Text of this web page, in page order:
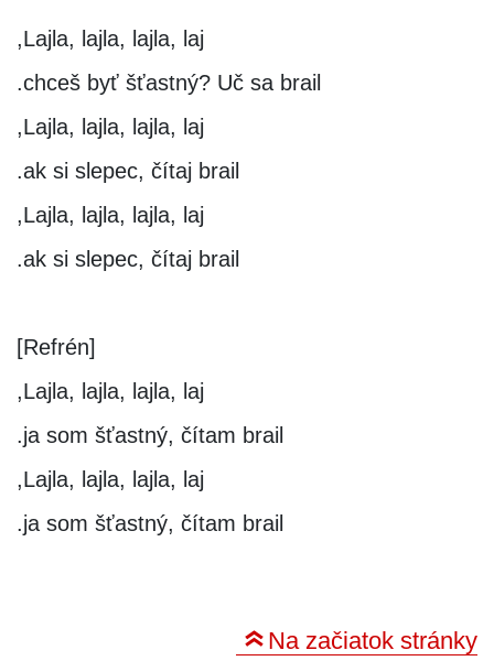
Lajla, lajla, lajla, laj,
chceš byť šťastný? Uč sa brail.
Lajla, lajla, lajla, laj,
ak si slepec, čítaj brail.
Lajla, lajla, lajla, laj,
ak si slepec, čítaj brail.
[Refrén]
Lajla, lajla, lajla, laj,
ja som šťastný, čítam brail.
Lajla, lajla, lajla, laj,
ja som šťastný, čítam brail.
Na začiatok stránky